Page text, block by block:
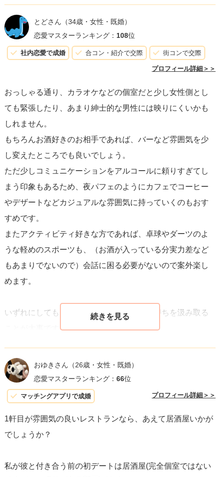
とどさん （34歳・女性・既婚）
恋愛マスターランキング： 108位
社内恋愛で成婚 合コン・紹介で交際 街コンで交際
プロフィール詳細＞＞
おっしゃる通り、カラオケなどの個室だと少し女性側とし
ても緊張したり、あまり紳士的な男性には映りにくいかも
しれません。
もちろんお酒好きのお相手であれば、バーなど雰囲気を少
し変えたところでも良いでしょう。
ただ少しコミュニケーションをアルコールに頼りすぎてし
まう印象もあるため、夜パフェのようにカフェでコーヒー
やデザートなどカジュアルな雰囲気に持っていくのもおす
すめです。
またアクティビティ好きな方であれば、卓球やダーツのよ
うな軽めのスポーツも、（お酒が入っている分実力差など
もあまりでないので）会話に困る必要がないので案外楽し
めます。
いずれにしても当日、一軒目やお相手の気持ちを汲み取る
ことが大事ですね。
話したかった」と物足りないくらいでも、楽しく過ごせば
きっと次につながりますよ。
おゆきさん （26歳・女性・既婚）
恋愛マスターランキング： 66位
マッチングアプリで成婚 プロフィール詳細＞＞
1軒目が雰囲気の良いレストランなら、あえて居酒屋いかが
でしょうか？
私が彼と付き合う前の初デートは居酒屋(完全個室ではない